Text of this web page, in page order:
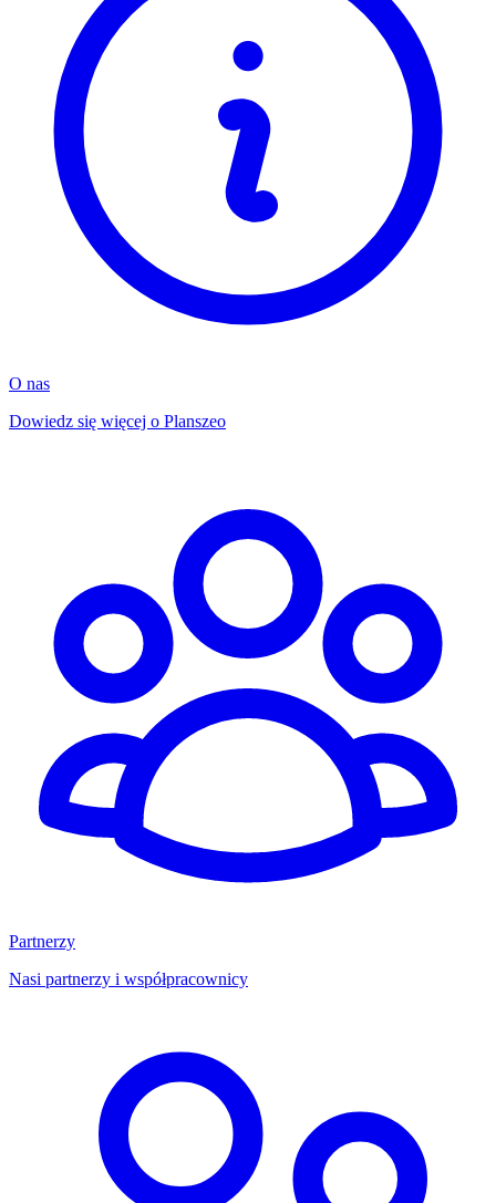
O nas
Dowiedz się więcej o Planszeo
Partnerzy
Nasi partnerzy i współpracownicy